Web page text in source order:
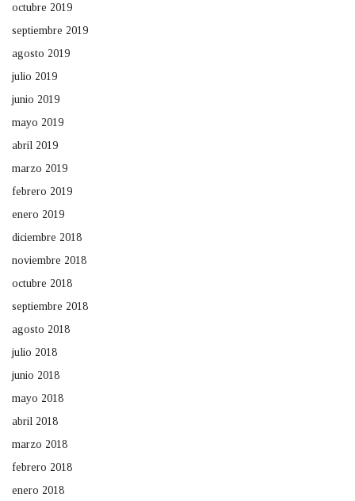
octubre 2019
septiembre 2019
agosto 2019
julio 2019
junio 2019
mayo 2019
abril 2019
marzo 2019
febrero 2019
enero 2019
diciembre 2018
noviembre 2018
octubre 2018
septiembre 2018
agosto 2018
julio 2018
junio 2018
mayo 2018
abril 2018
marzo 2018
febrero 2018
enero 2018